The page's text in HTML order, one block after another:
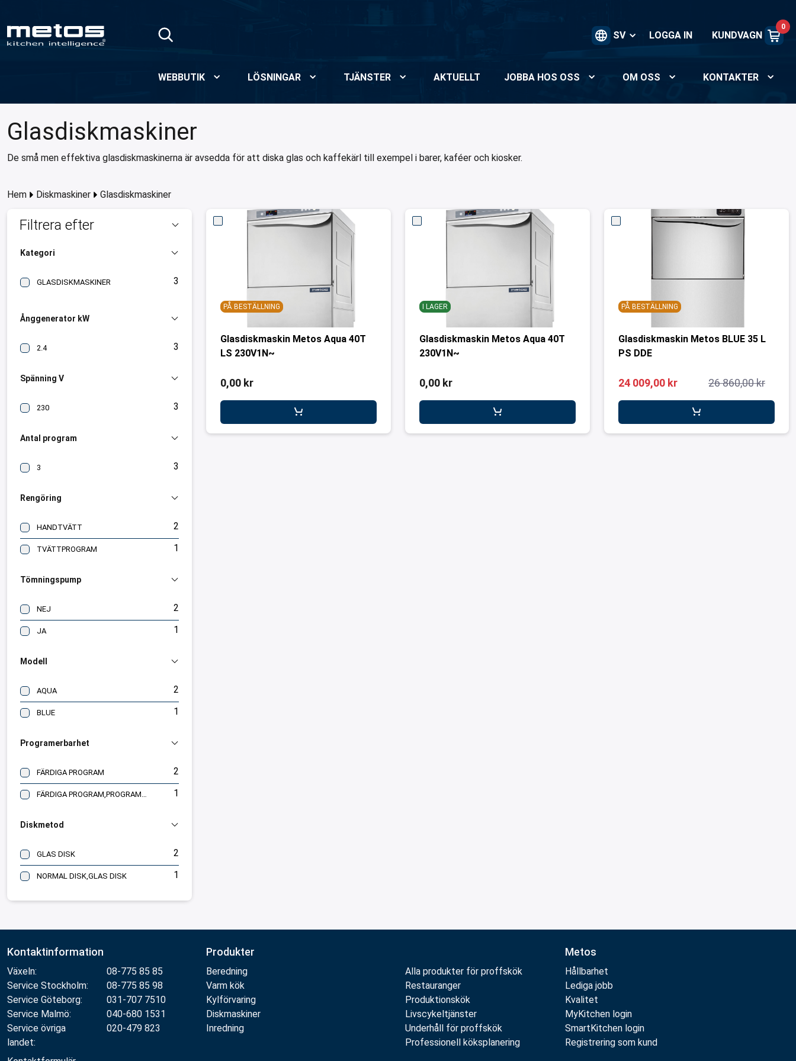
SV LOGGA IN KUNDVAGN
0
WEBBUTIK LÖSNINGAR TJÄNSTER AKTUELLT JOBBA HOS OSS OM OSS KONTAKTER
Glasdiskmaskiner
De små men effektiva glasdiskmaskinerna är avsedda för att diska glas och kaffekärl till exempel i barer, kaféer och kiosker.
Hem Diskmaskiner Glasdiskmaskiner
Filtrera efter
Kategori
GLASDISKMASKINER 3
Ånggenerator kW
2.4 3
Spänning V
230 3
Antal program
3 3
Rengöring
HANDTVÄTT 2
TVÄTTPROGRAM 1
Tömningspump
NEJ 2
JA 1
Modell
AQUA 2
BLUE 1
Programerbarhet
FÄRDIGA PROGRAM 2
FÄRDIGA PROGRAM,PROGRAMERBAR 1
Diskmetod
GLAS DISK 2
NORMAL DISK,GLAS DISK 1
PÅ BESTÄLLNING
Glasdiskmaskin Metos Aqua 40T
LS 230V1N~
0,00 kr
I LAGER
Glasdiskmaskin Metos Aqua 40T
230V1N~
0,00 kr
PÅ BESTÄLLNING
Glasdiskmaskin Metos BLUE 35 L
PS DDE
26 860,00 kr
24 009,00 kr
Kontaktinformation
Växeln:
08-775 85 85
Service Stockholm:
08-775 85 98
Service Göteborg:
031-707 7510
Service Malmö:
040-680 1531
Service övriga
landet:
020-479 823
Produkter
Beredning
Varm kök
Kylförvaring
Diskmaskiner
Inredning
Alla produkter för proffskök
Restauranger
Produktionskök
Livscykeltjänster
Underhåll för proffskök
Professionell köksplanering
Metos
Hållbarhet
Lediga jobb
Kvalitet
MyKitchen login
SmartKitchen login
Registrering som kund